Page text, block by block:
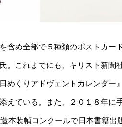
含め全部で５種類のポストカー
。これまでにも、キリスト新聞
めくりアドヴェントカレンダー
えている。また、２０１８年に
本装幀コンクールで日本書籍